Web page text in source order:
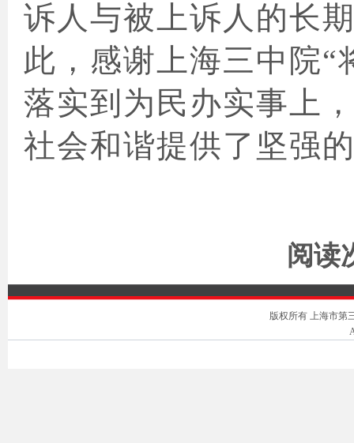
诉人与被上诉人的长
此，感谢上海三中院
落实到为民办实事上
社会和谐提供了坚强
阅读
版权所有 上海市第